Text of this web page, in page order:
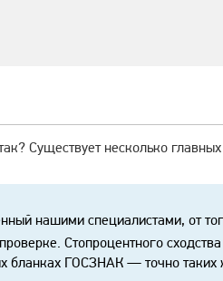
Существует несколько
нашими специалистами, от
Стопроцентного
бланках ГОСЗНАК — точно таких